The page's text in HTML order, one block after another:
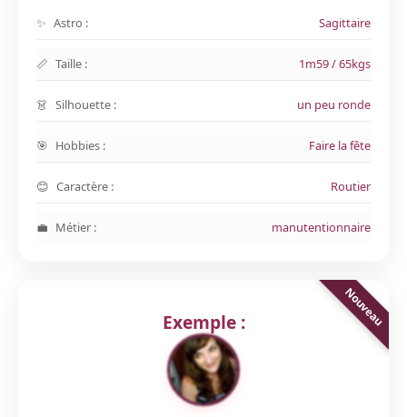
Astro : Sagittaire
Taille : 1m59 / 65kgs
Silhouette : un peu ronde
Hobbies : Faire la fête
Caractère : Routier
Métier : manutentionnaire
Exemple :